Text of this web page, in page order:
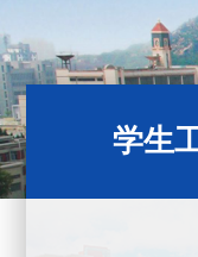
学生